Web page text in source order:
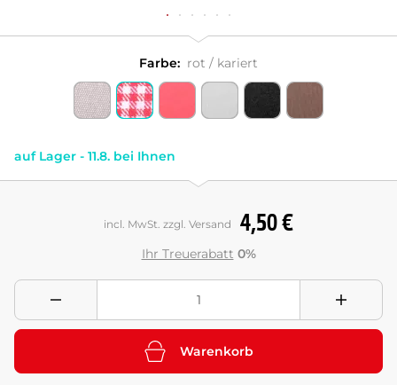
Farbe: rot / kariert
auf Lager - 11.8. bei Ihnen
4,50 €
incl. MwSt. zzgl. Versand
Ihr Treuerabatt 0%
Warenkorb